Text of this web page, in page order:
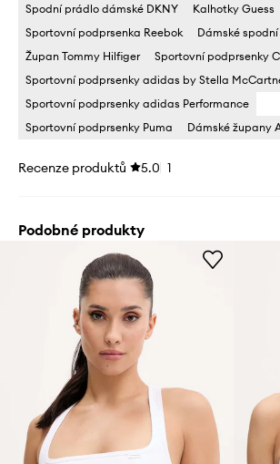
Spodní prádlo dámské DKNY
Kalhotky Guess
Sportovní podprsenka Reebok
Dámské
Župan Tommy Hilfiger
Sportovní podprsenky
Sportovní podprsenky adidas by Stella
Sportovní podprsenky adidas Performance
Sportovní podprsenky Puma
Dámské župany
Recenze produktů 5.0 1
Podobné produkty